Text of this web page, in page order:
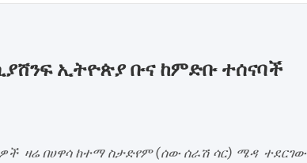
ኢትዮጵያ ቡና ከምድቡ ተሰናባች
ዛሬ በሀዋሳ ከተማ ስታድየም (ሰው ሰራሽ ሳር) ሜዳ ተደርገው